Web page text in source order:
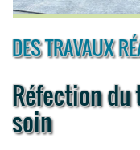
DES TRAVAUX
Réfection
soin